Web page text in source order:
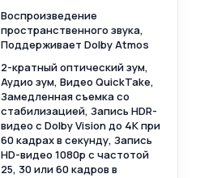
Воспроизведение
пространственного звука,
Поддерживает Dolby Atmos
2-кратный оптический зум,
Аудио зум, Видео QuickTake,
Замедленная съемка со
стабилизацией, Запись HDR-
видео с Dolby Vision до 4K при
60 кадрах в секунду, Запись
HD-видео 1080p с частотой
25, 30 или 60 кадров в